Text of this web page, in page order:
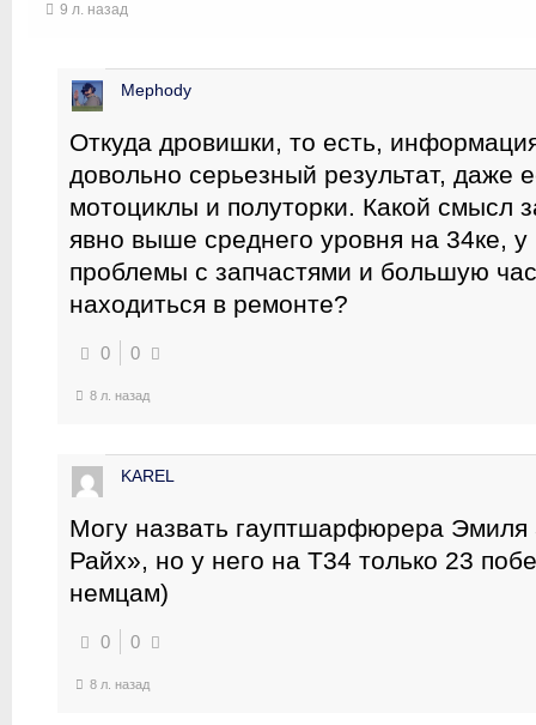
9 л. назад
Mephody
Откуда дровишки, то есть,
довольно серьезный результат, даже
мотоциклы и полуторки. Какой смысл
явно выше среднего уровня на 34ке,
проблемы с запчастями и большую
находиться в ремонте?
0 0
8 л. назад
KAREL
Могу назвать гауптшарфюрера
Райх», но у него на Т34 только 23
немцам)
0 0
8 л. назад